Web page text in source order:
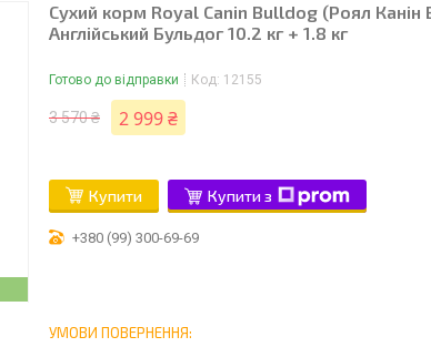
Сухий корм Royal Canin Bulldog (Роял Канін
Англійський Бульдог 10.2 кг + 1.8 кг
Готово до відправки Код: 12155
3 570 ₴ 2 999 ₴
Купити Купити з
+380 (99) 300-69-69